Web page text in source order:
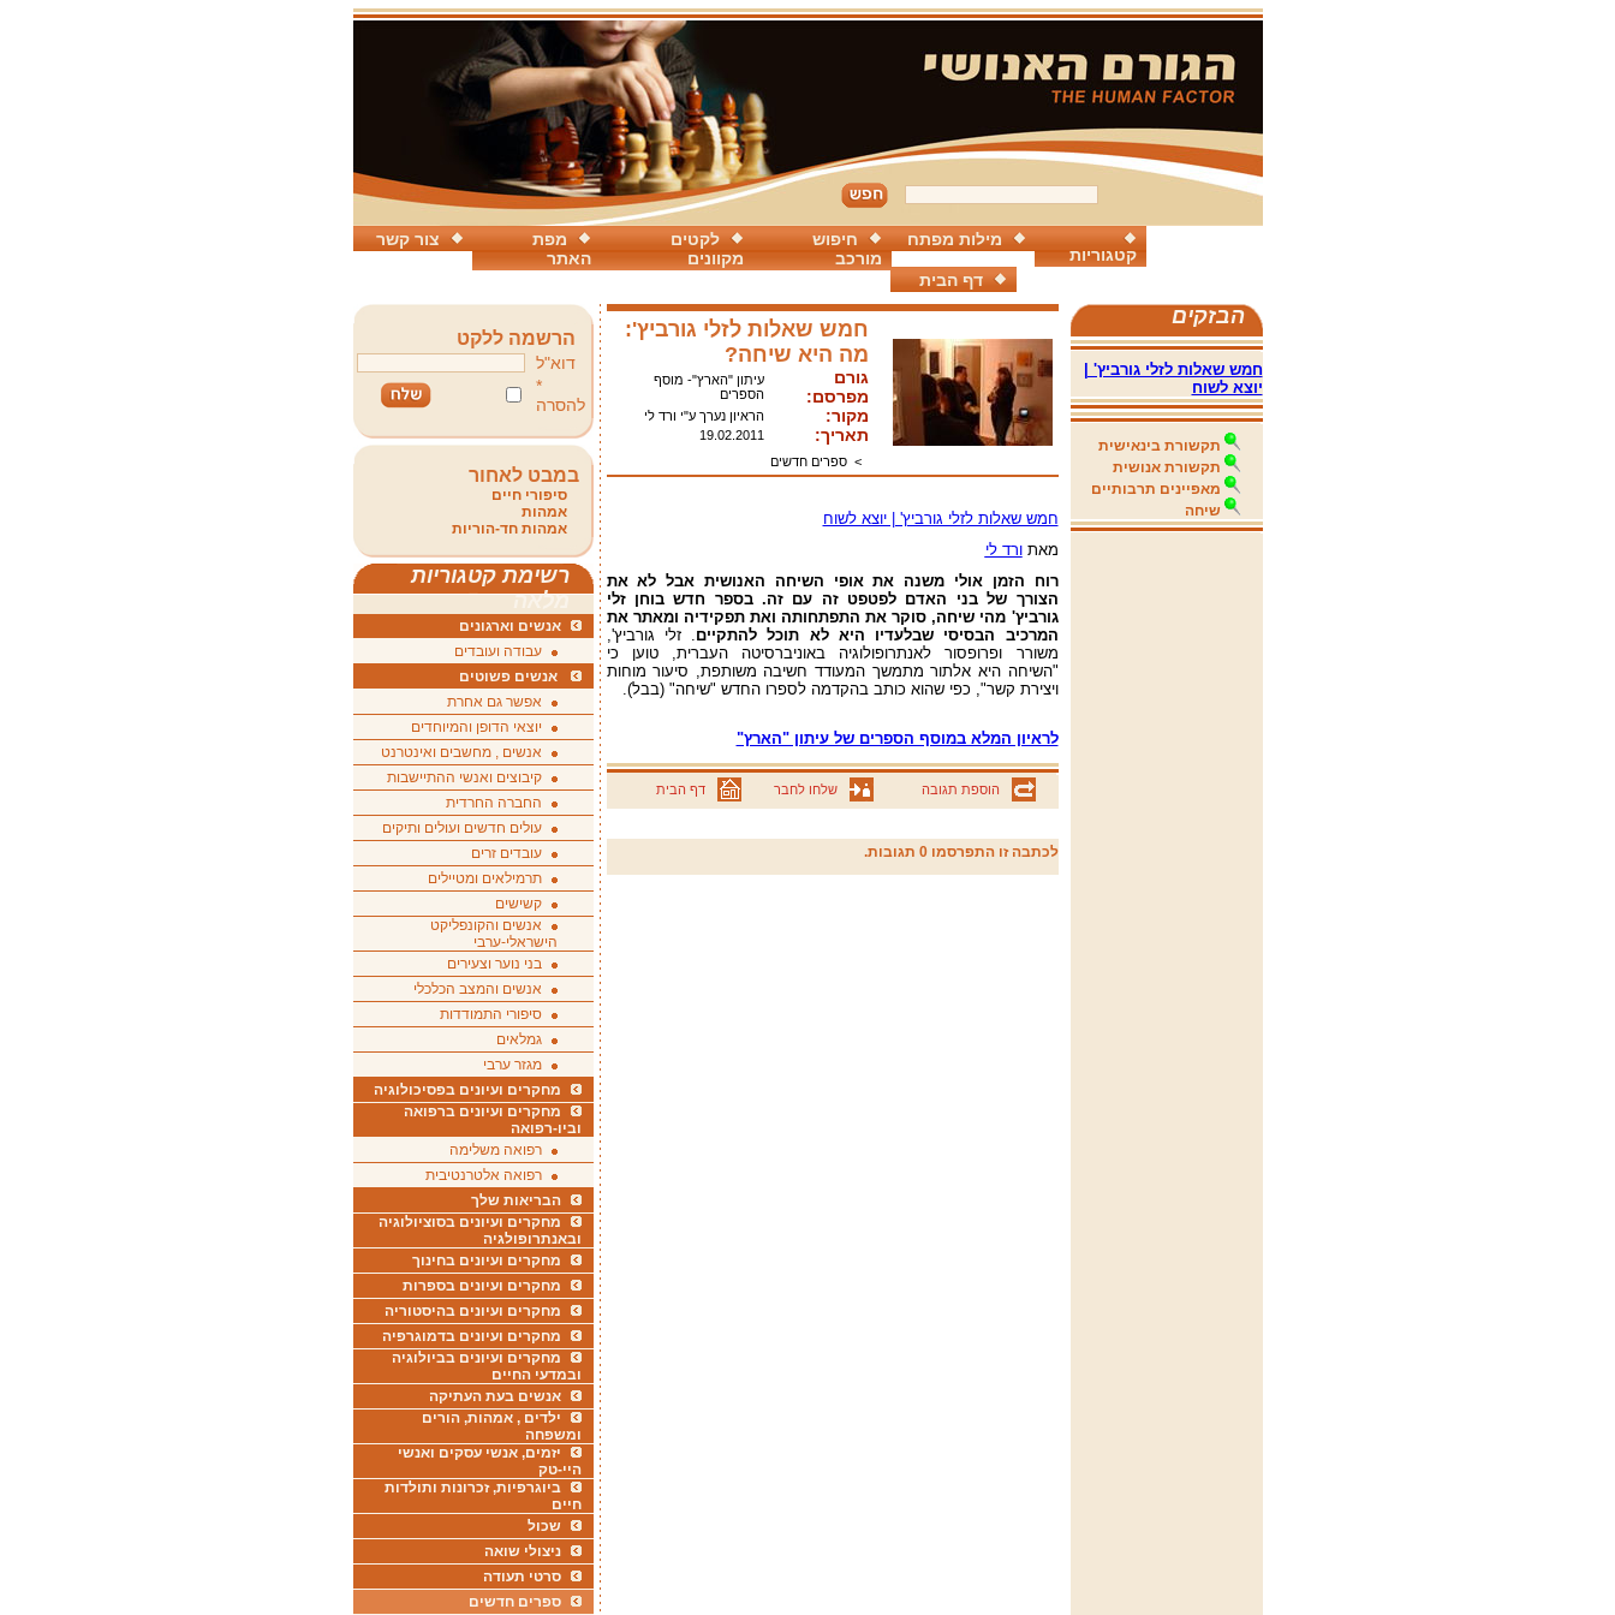
צור קשר
מפת
האתר
לקטים
מקוונים
חיפוש
מורכב
מילות מפתח
קטגוריות
דף הבית
הבזקים
חמש שאלות לזלי גורביץ' |
יוצא לשוח
תקשורת בינאישית
תקשורת אנושית
מאפיינים תרבותיים
שיחה
חמש שאלות לזלי גורביץ':
מה היא שיחה?
גורם
מפרסם:
עיתון "הארץ"- מוסף
הספרים
מקור: הראיון נערך ע"י ורד לי
תאריך:
19.02.2011
>ספרים חדשים
חמש שאלות לזלי גורביץ' | יוצא לשוח
מאתורד לי
רוח הזמן אולי משנה את אופי השיחה האנושית אבל לא את
הצורך של בני האדם לפטפט זה עם זה. בספר חדש בוחן זלי
גורביץ' מהי שיחה, סוקר את התפתחותה ואת תפקידיה ומאתר את
המרכיב הבסיסי שבלעדיו היא לא תוכל להתקיים. זלי גורביץ',
משורר ופרופסור לאנתרופולוגיה באוניברסיטה העברית, טוען כי
"השיחה היא אלתור מתמשך המעודד חשיבה משותפת, סיעור מוחות
ויצירת קשר", כפי שהוא כותב בהקדמה לספרו החדש "שיחה" (בבל).
לראיון המלא במוסף הספרים של עיתון "הארץ"
הוספת תגובה שלחו לחבר דף הבית
לכתבה זו התפרסמו 0 תגובות.
הרשמה ללקט
דוא"ל
*
להסרה
במבט לאחור
סיפורי חיים
אמהות
אמהות חד-הוריות
רשימת קטגוריות
מלאה
אנשים וארגונים
עבודה ועובדים
אנשים פשוטים
אפשר גם אחרת
יוצאי הדופן והמיוחדים
אנשים , מחשבים ואינטרנט
קיבוצים ואנשי ההתיישבות
החברה החרדית
עולים חדשים ועולים ותיקים
עובדים זרים
תרמילאים ומטיילים
קשישים
אנשים והקונפליקט
הישראלי-ערבי
בני נוער וצעירים
אנשים והמצב הכלכלי
סיפורי התמודדות
גמלאים
מגזר ערבי
מחקרים ועיונים בפסיכולוגיה
מחקרים ועיונים ברפואה
וביו-רפואה
רפואה משלימה
רפואה אלטרנטיבית
הבריאות שלך
מחקרים ועיונים בסוציולוגיה
ובאנתרופולגיה
מחקרים ועיונים בחינוך
מחקרים ועיונים בספרות
מחקרים ועיונים בהיסטוריה
מחקרים ועיונים בדמוגרפיה
מחקרים ועיונים בביולוגיה
ובמדעי החיים
אנשים בעת העתיקה
ילדים , אמהות, הורים
ומשפחה
יזמים, אנשי עסקים ואנשי
היי-טק
ביוגרפיות, זכרונות ותולדות
חיים
שכול
ניצולי שואה
סרטי תעודה
ספרים חדשים